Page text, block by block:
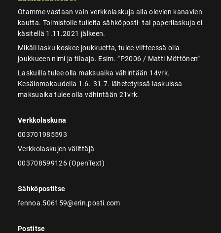
Otamme vastaan vain verkkolaskuja alla olevien kanavien
kautta. Toimistolle tulleita sähköposti- tai paperilaskuja ei
käsitellä 1.11.2021 jälkeen.
Mikäli lasku koskee joukkuetta, tulee viitteessä olla
joukkueen nimi ja tilaaja. Esim. ”P2006 / Matti Möttönen”
Laskuilla tulee olla maksuaika vähintään 14vrk.
Kesälomakaudella 1.6.-31.7. lähetetyissä laskuissa
maksuaika tulee olla vähintään 21vrk.
Verkkolaskuna
003701985593
Verkkolaskujen välittäjä
003708599126 (OpenText)
Sähköpostitse
fennoa.506159@erin.posti.com
Postitse